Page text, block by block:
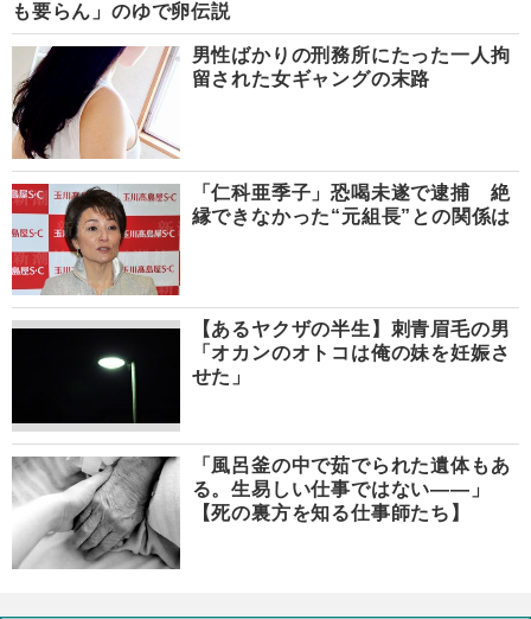
も要らん」のゆで卵伝説
男性ばかりの刑務所にたった一人拘
留された女ギャングの末路
「仁科亜季子」恐喝未遂で逮捕 絶
縁できなかった“元組長”との関係は
【あるヤクザの半生】刺青眉毛の男
「オカンのオトコは俺の妹を妊娠さ
せた」
「風呂釜の中で茹でられた遺体もあ
る。生易しい仕事ではない――」
【死の裏方を知る仕事師たち】